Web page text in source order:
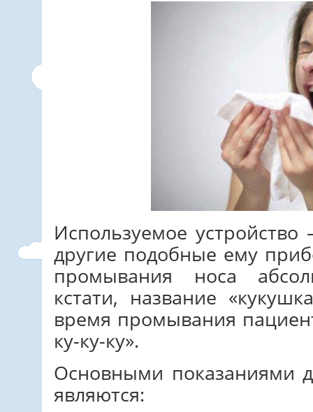
Используемое
другие подобные ему
промывания носа
кстати, название
время промывания
ку-ку-ку».
Основными показаниями
являются: